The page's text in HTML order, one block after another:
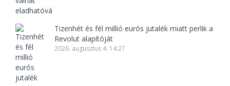
Tizenhét és fél millió eurós jutalék miatt perlik a
Revolut alapítóját
2026. augusztus 4. 14:27